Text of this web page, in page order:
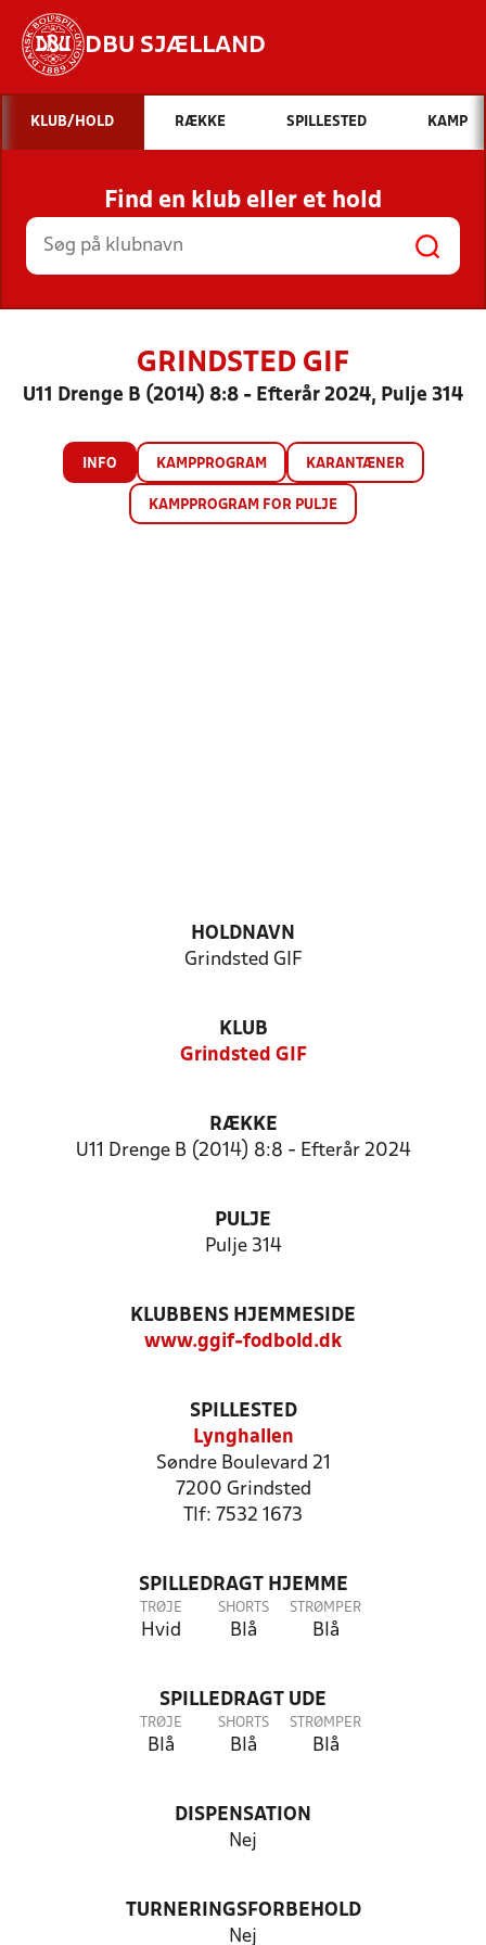
DBU SJÆLLAND
Hvad vil du søge efter?
INDHOLD OG NYHEDER
STILLINGER, RESULTATER, KLUBBER OG
HOLD
KLUB/HOLD RÆKKE SPILLESTED KAMP
Find en klub eller et hold
GRINDSTED GIF
U11 Drenge B (2014) 8:8 - Efterår 2024, Pulje 314
INFO KAMPPROGRAM KARANTÆNER
KAMPPROGRAM FOR PULJE
HOLDNAVN
Grindsted GIF
KLUB
Grindsted GIF
RÆKKE
U11 Drenge B (2014) 8:8 - Efterår 2024
PULJE
Pulje 314
KLUBBENS HJEMMESIDE
www.ggif-fodbold.dk
SPILLESTED
Lynghallen
Søndre Boulevard 21
7200 Grindsted
Tlf: 7532 1673
SPILLEDRAGT HJEMME
TRØJE
Hvid
SHORTS
Blå
STRØMPER
Blå
SPILLEDRAGT UDE
TRØJE
Blå
SHORTS
Blå
STRØMPER
Blå
DISPENSATION
Nej
TURNERINGSFORBEHOLD
Nej